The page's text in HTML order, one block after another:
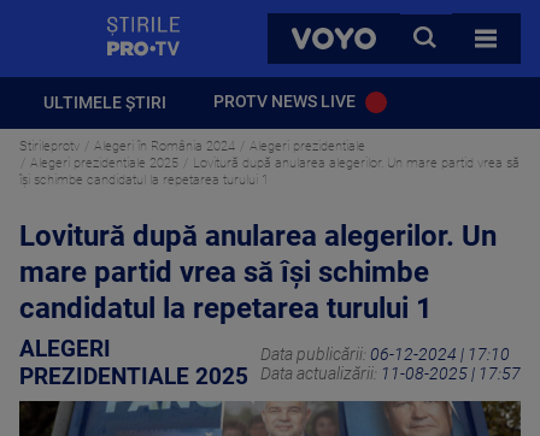
VOYO
CAUTA
TOATE
ULTIMELE ȘTIRI PROTV NEWS LIVE
Stirileprotv Alegeri în România 2024
Alegeri prezidentiale
Alegeri prezidentiale 2025
Lovitură după anularea alegerilor. Un mare partid vrea să
își schimbe candidatul la repetarea turului 1
Lovitură după anularea alegerilor. Un
mare partid vrea să își schimbe
candidatul la repetarea turului 1
ALEGERI
PREZIDENTIALE 2025
Data publicării: 06-12-2024 | 17:10
Data actualizării: 11-08-2025 | 17:57